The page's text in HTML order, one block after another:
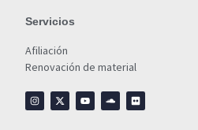
Servicios
Afiliación
Renovación de material